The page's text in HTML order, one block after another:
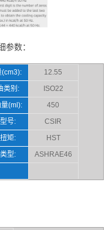
参数：
(cm3):
12.55
类别:
ISO22
(ml):
450
号:
CSIR
矩:
HST
型:
ASHRAE46